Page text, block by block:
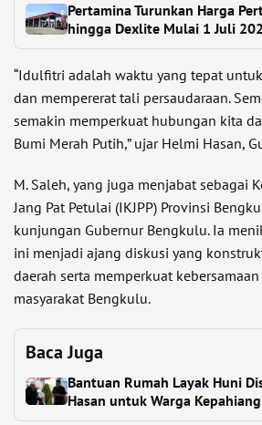
Pertamina Turunkan Harga
hingga Dexlite Mulai 1 Juli
“Idulfitri adalah waktu yang tepat
dan mempererat tali persaudaraan.
semakin memperkuat hubungan kita
Bumi Merah Putih,” ujar Helmi Hasan,
M. Saleh, yang juga menjabat sebagai
Jang Pat Petulai (IKJPP) Provinsi
kunjungan Gubernur Bengkulu. Ia
ini menjadi ajang diskusi yang
daerah serta memperkuat
masyarakat Bengkulu.
Baca Juga
Bantuan Rumah Layak Huni
Hasan untuk Warga Kepahiang